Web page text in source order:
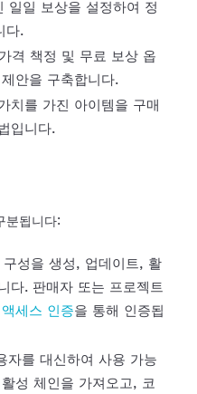
일일 보상을 설정하여 정
다.
격 책정 및 무료 보상 옵
안을 구축합니다.
치를 가진 아이템을 구매
입니다.
분됩니다:
성을 생성, 업데이트, 활
다. 판매자 또는 프로젝트
세스 인증을 통해 인증됩
자를 대신하여 사용 가능
성 체인을 가져오고, 코